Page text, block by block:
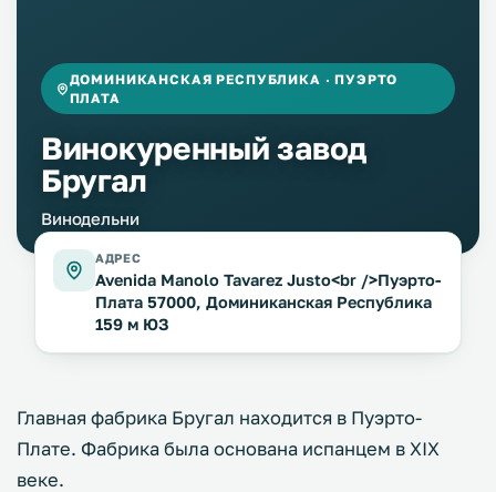
ДОМИНИКАНСКАЯ РЕСПУБЛИКА · ПУЭРТО
ПЛАТА
Винокуренный завод
Бругал
Винодельни
АДРЕС
Avenida Manolo Tavarez Justo<br />Пуэрто-
Плата 57000, Доминиканская Республика
159 м ЮЗ
Главная фабрика Бругал находится в Пуэрто-
Плате. Фабрика была основана испанцем в XIX
веке.